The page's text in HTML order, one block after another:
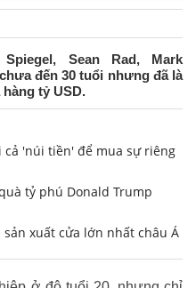
Sean Rad, Mark
đến 30 tuổi nhưng đã là
tỷ USD.
cả 'núi tiền' để mua sự riêng
tỷ phú Donald Trump
xuất cửa lớn nhất châu Á